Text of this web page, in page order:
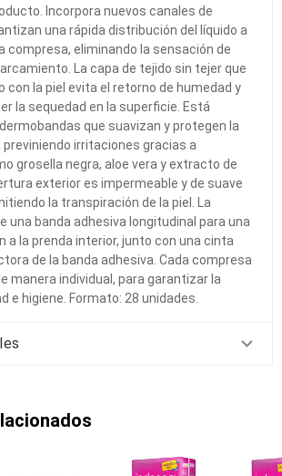
Incorpora nuevos canales de
una rápida distribución del líquido a
compresa, eliminando la sensación de
La capa de tejido sin tejer que
la piel evita el retorno de humedad y
la sequedad en la superficie. Está
que suavizan y protegen la
previniendo irritaciones gracias a
grosella negra, aloe vera y extracto de
exterior es impermeable y de suave
la transpiración de la piel. La
una banda adhesiva longitudinal para una
a la prenda interior, junto con una cinta
de la banda adhesiva. Cada compresa
manera individual, para garantizar la
e higiene. Formato: 28 unidades.